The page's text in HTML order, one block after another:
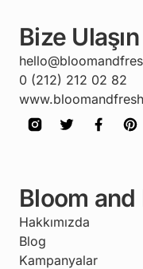
Bize Ulaşın
0 (212) 212 02 82
Bloom and
Hakkımızda
Blog
Kampanyalar